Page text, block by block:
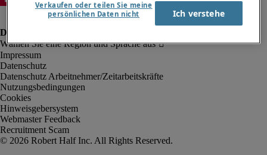
Impressum
Datenschutz
Datenschutz Arbeitnehmer/Zeitarbeitskräfte
Nutzungsbedingungen
Cookies
Hinweisgebersystem
Webmaster Feedback
Recruitment Scam
Verkaufen oder teilen Sie meine
persönlichen Daten nicht
Ich verstehe